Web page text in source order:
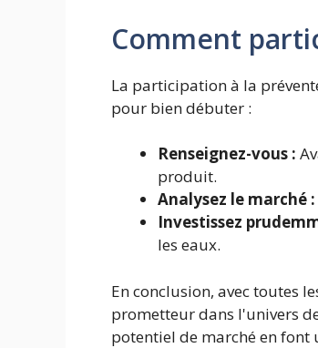
Comment
La participation à la
pour bien débuter :
Renseignez-vous :
produit.
Analysez le marché :
Investissez
les eaux.
En conclusion, avec toutes
prometteur dans l'univers
potentiel de marché en